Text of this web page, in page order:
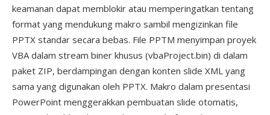
keamanan dapat memblokir atau memperingatkan tentang
format yang mendukung makro sambil mengizinkan file
PPTX standar secara bebas. File PPTM menyimpan proyek
VBA dalam stream biner khusus (vbaProject.bin) di dalam
paket ZIP, berdampingan dengan konten slide XML yang
sama yang digunakan oleh PPTX. Makro dalam presentasi
PowerPoint menggerakkan pembuatan slide otomatis,